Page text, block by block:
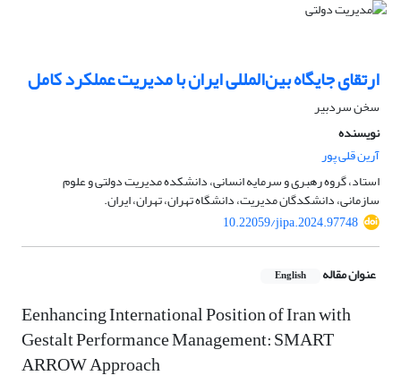
ارتقای جایگاه بین‌المللی ایران با مدیریت عملکرد کامل
سخن سردبیر
نویسنده
آرین قلی پور
استاد، گروه رهبری و سرمایه انسانی، دانشکده مدیریت دولتی و علوم
سازمانی، دانشکدگان مدیریت، دانشگاه تهران، تهران، ایران.
10.22059/jipa.2024.97748
عنوان مقاله English
Eenhancing International Position of Iran with
Gestalt Performance Management: SMART
ARROW Approach